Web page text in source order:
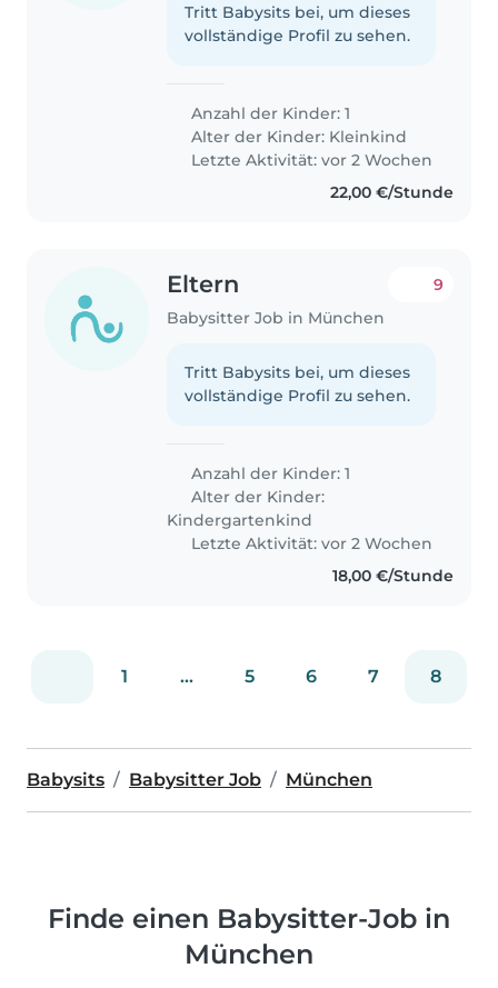
Tritt Babysits bei, um dieses
vollständige Profil zu sehen.
Anzahl der Kinder: 1
Alter der Kinder: Kleinkind
Letzte Aktivität: vor 2 Wochen
22,00 €/Stunde
Eltern
Babysitter Job in München
9
Tritt Babysits bei, um dieses
vollständige Profil zu sehen.
Anzahl der Kinder: 1
Alter der Kinder:
Kindergartenkind
Letzte Aktivität: vor 2 Wochen
18,00 €/Stunde
1 ... 5 6 7 8
Babysits Babysitter Job München
Finde einen Babysitter-Job in
München